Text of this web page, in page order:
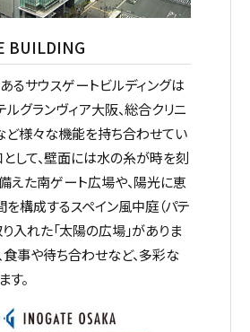
BUILDING
るサウスゲートビルディングは
グランヴィア大阪、総合クリニ
ど様々な機能を持ち合わせてい
して、壁面には水の糸が時を刻
えた南ゲート広場や、陽光に恵
を構成するスペイン風中庭（パテ
入れた「太陽の広場」がありま
食事や待ち合わせなど、多彩な
。